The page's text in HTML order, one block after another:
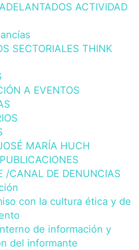
ACTIVIDAD
SECTORIALES THINK
A EVENTOS
MARÍA HUCH
/CANAL DE DENUNCIAS
con la cultura ética y de
de información y
del informante